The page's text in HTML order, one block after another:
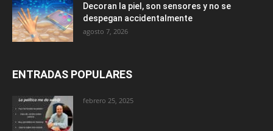
Decoran la piel, son sensores y no se
despegan accidentalmente
agosto 7, 2026
ENTRADAS POPULARES
febrero 25, 2025